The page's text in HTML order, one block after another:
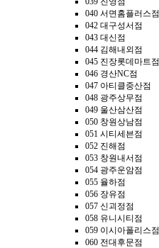
040 서면홈플러스점
042 대구성서점
043 대신점
044 김해내외점
045 진장롯데마트점
046 경산NC점
047 아티클중산점
048 광주상무점
049 울산삼산점
050 창원상남점
051 시티세븐점
052 진해점
053 창원내서점
054 광주운암점
055 율하점
056 장유점
057 신괴정점
058 유니시티점
059 이시아폴리스점
060 전대후문점